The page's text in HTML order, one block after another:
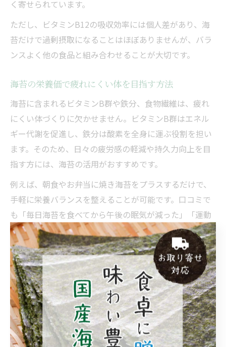
く寄せられています。
ただし、ビタミンB12の吸収効率には個人差があり、海
苔だけで過剰摂取になることはほぼありませんが、バラ
ンスよく他の食品と組み合わせることが大切です。
海苔の栄養価で疲れにくい体を目指す方法
海苔に含まれるビタミンB群や鉄分、食物繊維は、疲れ
にくい体づくりに欠かせません。ビタミンB群はエネル
ギー代謝を促進し、鉄分は酸素を全身に運ぶ役割を担い
ます。そのため、日々の疲労感の軽減や持久力向上を目
指す方には、海苔の活用がおすすめです。
例えば、朝食やお弁当に焼き海苔をプラスするだけで、
手軽に栄養バランスを整えることが可能です。口コミで
も「毎日海苔を食べてから午後の眠気が減った」「運動
後の疲労回復に役立っている」といった実感の声が多く
あります。
ただし、海苔だけに頼るのではなく、野菜やたんぱく質
など他の食品と組み合わせて食事全体のバランスを意識
することが重要です。特に食べ過ぎには注意し、1日5～
10枚程度を目安に摂取するのが安心です。